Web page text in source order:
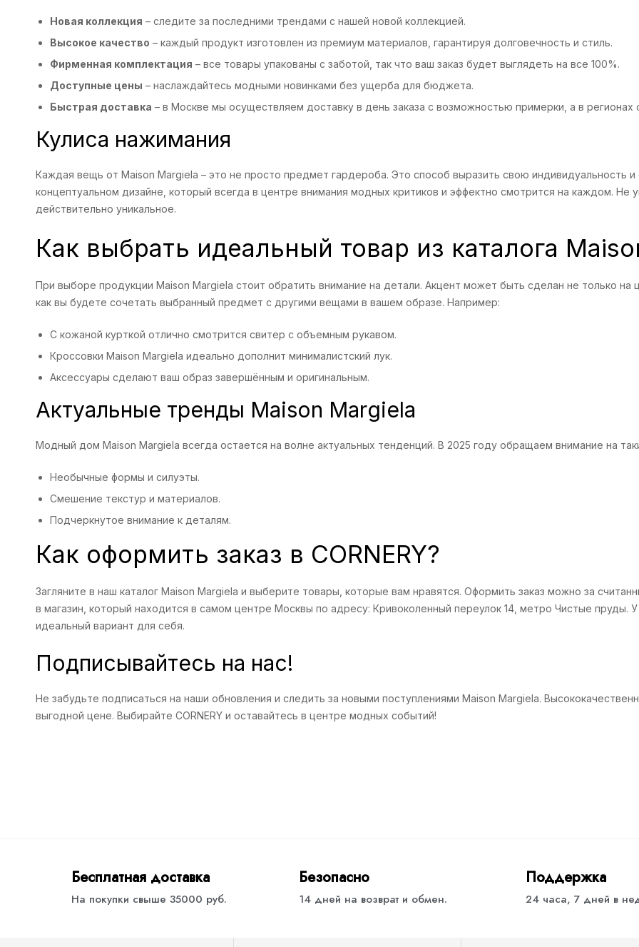
Новая коллекция – следите за последними трендами с нашей новой коллекцией.
Высокое качество – каждый продукт изготовлен из премиум материалов, гарантируя долговечность и стиль.
Фирменная комплектация – все товары упакованы с заботой, так что ваш заказ будет выглядеть на все 100%.
Доступные цены – наслаждайтесь модными новинками без ущерба для бюджета.
Быстрая доставка – в Москве мы осуществляем доставку в день заказа с возможностью примерки, а в регионах
Кулиса нажимания
Каждая вещь от Maison Margiela – это не просто предмет гардероба. Это способ выразить свою индивидуальность
концептуальном дизайне, который всегда в центре внимания модных критиков и эффектно смотрится на каждом. Не
действительно уникальное.
Как выбрать идеальный товар из каталога
При выборе продукции Maison Margiela стоит обратить внимание на детали. Акцент может быть сделан не только
как вы будете сочетать выбранный предмет с другими вещами в вашем образе. Например:
С кожаной курткой отлично смотрится свитер с объемным рукавом.
Кроссовки Maison Margiela идеально дополнит минималистский лук.
Аксессуары сделают ваш образ завершённым и оригинальным.
Актуальные тренды Maison Margiela
Модный дом Maison Margiela всегда остается на волне актуальных тенденций. В 2025 году обращаем внимание на
Необычные формы и силуэты.
Смешение текстур и материалов.
Подчеркнутое внимание к деталям.
Как оформить заказ в CORNERY?
Загляните в наш каталог Maison Margiela и выберите товары, которые вам нравятся. Оформить заказ можно за
в магазин, который находится в самом центре Москвы по адресу: Кривоколенный переулок 14, метро Чистые
идеальный вариант для себя.
Подписывайтесь на нас!
Не забудьте подписаться на наши обновления и следить за новыми поступлениями Maison Margiela.
выгодной цене. Выбирайте CORNERY и оставайтесь в центре модных событий!
Бесплатная доставка
На покупки свыше 35000 руб.
Безопасно
14 дней на возврат и обмен.
Поддержка
24 часа, 7 дней в